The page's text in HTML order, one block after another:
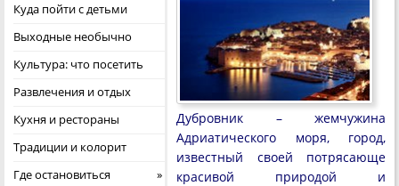
Куда пойти с детьми
Выходные необычно
Культура: что посетить
Развлечения и отдых
Кухня и рестораны
Традиции и колорит
Где остановиться
Дубровник – жемчужина
Адриатического моря, город,
известный своей потрясающе
красивой природой и